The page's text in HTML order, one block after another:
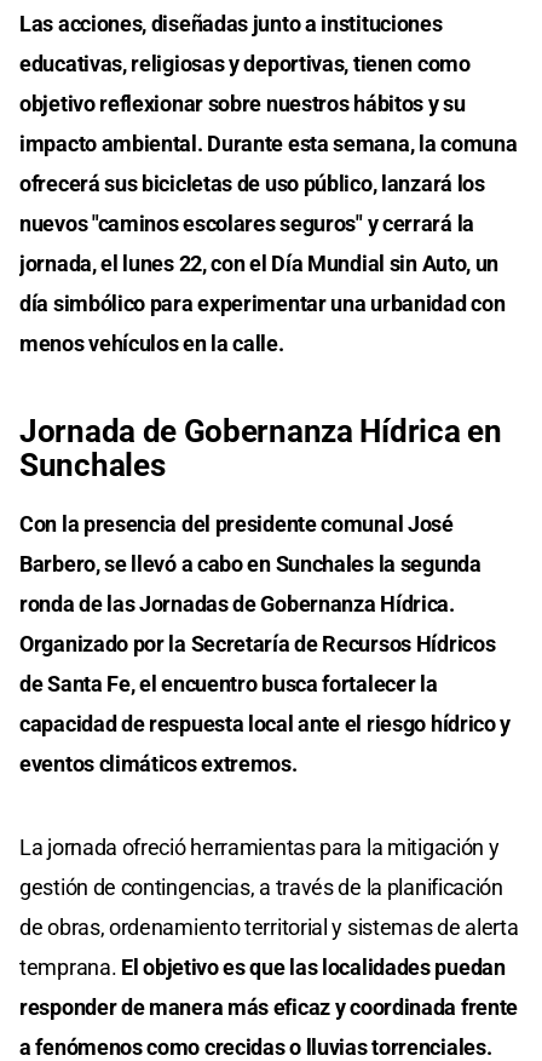
Las acciones, diseñadas junto a instituciones
educativas, religiosas y deportivas, tienen como
objetivo reflexionar sobre nuestros hábitos y su
impacto ambiental. Durante esta semana, la comuna
ofrecerá sus bicicletas de uso público, lanzará los
nuevos "caminos escolares seguros" y cerrará la
jornada, el lunes 22, con el Día Mundial sin Auto, un
día simbólico para experimentar una urbanidad con
menos vehículos en la calle.
Jornada de Gobernanza Hídrica en
Sunchales
Con la presencia del presidente comunal José
Barbero, se llevó a cabo en Sunchales la segunda
ronda de las Jornadas de Gobernanza Hídrica.
Organizado por la Secretaría de Recursos Hídricos
de Santa Fe, el encuentro busca fortalecer la
capacidad de respuesta local ante el riesgo hídrico y
eventos climáticos extremos.
La jornada ofreció herramientas para la mitigación y
gestión de contingencias, a través de la planificación
de obras, ordenamiento territorial y sistemas de alerta
temprana. El objetivo es que las localidades puedan
responder de manera más eficaz y coordinada frente
a fenómenos como crecidas o lluvias torrenciales.